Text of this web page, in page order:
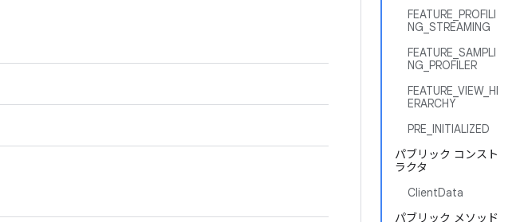
FEATURE_PROFILI
NG_STREAMING
FEATURE_SAMPLI
NG_PROFILER
FEATURE_VIEW_HI
ERARCHY
PRE_INITIALIZED
パブリック コンスト
ラクタ
ClientData
パブリック メソッド